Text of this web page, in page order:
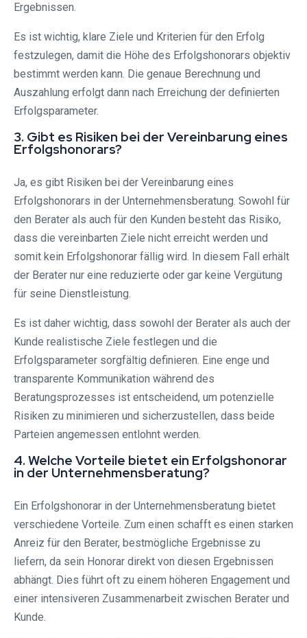
Ergebnissen.
Es ist wichtig, klare Ziele und Kriterien für den Erfolg
festzulegen, damit die Höhe des Erfolgshonorars objektiv
bestimmt werden kann. Die genaue Berechnung und
Auszahlung erfolgt dann nach Erreichung der definierten
Erfolgsparameter.
3. Gibt es Risiken bei der Vereinbarung eines
Erfolgshonorars?
Ja, es gibt Risiken bei der Vereinbarung eines
Erfolgshonorars in der Unternehmensberatung. Sowohl für
den Berater als auch für den Kunden besteht das Risiko,
dass die vereinbarten Ziele nicht erreicht werden und
somit kein Erfolgshonorar fällig wird. In diesem Fall erhält
der Berater nur eine reduzierte oder gar keine Vergütung
für seine Dienstleistung.
Es ist daher wichtig, dass sowohl der Berater als auch der
Kunde realistische Ziele festlegen und die
Erfolgsparameter sorgfältig definieren. Eine enge und
transparente Kommunikation während des
Beratungsprozesses ist entscheidend, um potenzielle
Risiken zu minimieren und sicherzustellen, dass beide
Parteien angemessen entlohnt werden.
4. Welche Vorteile bietet ein Erfolgshonorar
in der Unternehmensberatung?
Ein Erfolgshonorar in der Unternehmensberatung bietet
verschiedene Vorteile. Zum einen schafft es einen starken
Anreiz für den Berater, bestmögliche Ergebnisse zu
liefern, da sein Honorar direkt von diesen Ergebnissen
abhängt. Dies führt oft zu einem höheren Engagement und
einer intensiveren Zusammenarbeit zwischen Berater und
Kunde.